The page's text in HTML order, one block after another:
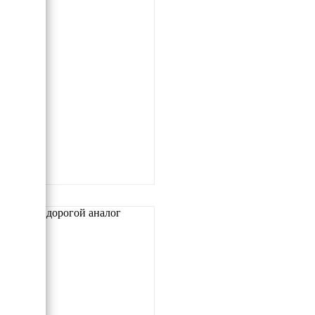
Самый дорогой аналог